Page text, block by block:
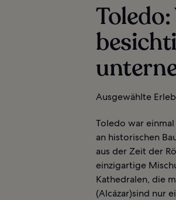
Ausgewählte
Toledo war
an historischen
aus der Zeit der
einzigartige
Kathedralen, die
(Alcázar)sind nur